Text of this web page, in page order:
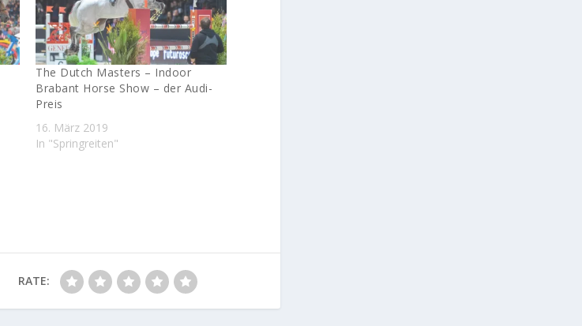
The Dutch Masters – Indoor
Brabant Horse Show – der Audi-
Preis
16. März 2019
In "Springreiten"
RATE: